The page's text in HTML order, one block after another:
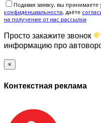
Подавая заявку, вы принимаете
конфиденциальности, даёте
на получение от нас рассылки
Просто закажите звонок
информацию про
×
Контекстная реклама